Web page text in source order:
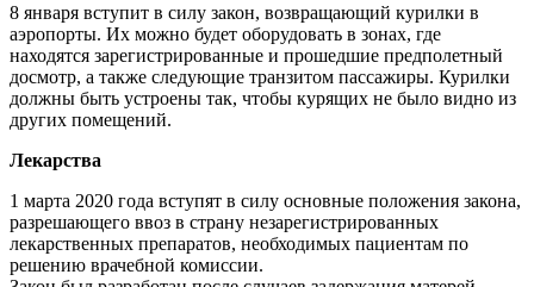
8 января вступит в силу закон, возвращающий курилки в
аэропорты. Их можно будет оборудовать в зонах, где
находятся зарегистрированные и прошедшие предполетный
досмотр, а также следующие транзитом пассажиры. Курилки
должны быть устроены так, чтобы курящих не было видно из
других помещений.
Лекарства
1 марта 2020 года вступят в силу основные положения закона,
разрешающего ввоз в страну незарегистрированных
лекарственных препаратов, необходимых пациентам по
решению врачебной комиссии.